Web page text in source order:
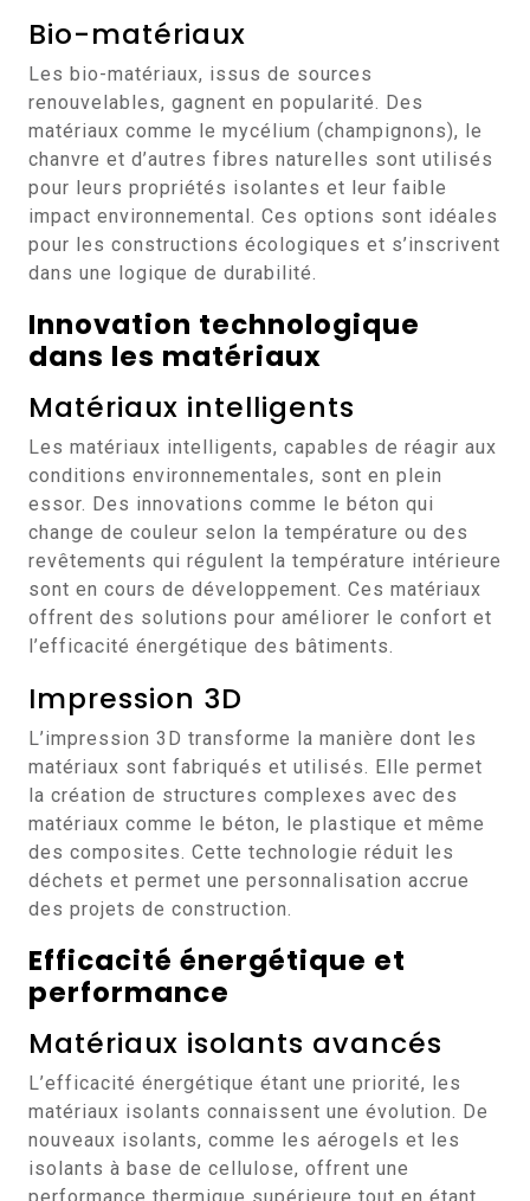
Bio-matériaux
Les bio-matériaux, issus de sources
renouvelables, gagnent en popularité. Des
matériaux comme le mycélium (champignons), le
chanvre et d’autres fibres naturelles sont utilisés
pour leurs propriétés isolantes et leur faible
impact environnemental. Ces options sont idéales
pour les constructions écologiques et s’inscrivent
dans une logique de durabilité.
Innovation technologique
dans les matériaux
Matériaux intelligents
Les matériaux intelligents, capables de réagir aux
conditions environnementales, sont en plein
essor. Des innovations comme le béton qui
change de couleur selon la température ou des
revêtements qui régulent la température intérieure
sont en cours de développement. Ces matériaux
offrent des solutions pour améliorer le confort et
l’efficacité énergétique des bâtiments.
Impression 3D
L’impression 3D transforme la manière dont les
matériaux sont fabriqués et utilisés. Elle permet
la création de structures complexes avec des
matériaux comme le béton, le plastique et même
des composites. Cette technologie réduit les
déchets et permet une personnalisation accrue
des projets de construction.
Efficacité énergétique et
performance
Matériaux isolants avancés
L’efficacité énergétique étant une priorité, les
matériaux isolants connaissent une évolution. De
nouveaux isolants, comme les aérogels et les
isolants à base de cellulose, offrent une